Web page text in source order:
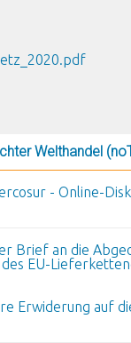
Welthandel
- Online-
Brief an die
EU-
Erwiderung auf